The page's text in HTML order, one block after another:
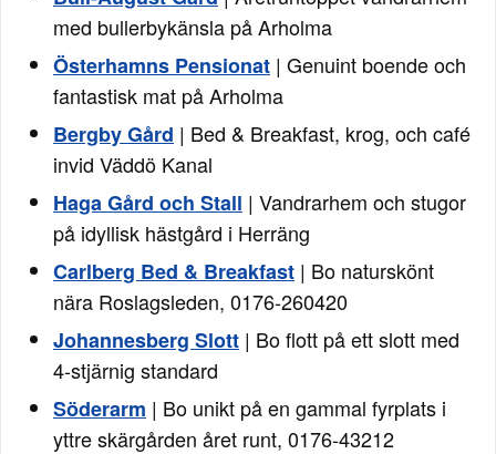
med bullerbykänsla på Arholma
Österhamns Pensionat | Genuint boende och
fantastisk mat på Arholma
Bergby Gård | Bed & Breakfast, krog, och café
invid Väddö Kanal
Haga Gård och Stall | Vandrarhem och stugor
på idyllisk hästgård i Herräng
Carlberg Bed & Breakfast | Bo naturskönt
nära Roslagsleden, 0176-260420
Johannesberg Slott | Bo flott på ett slott med
4-stjärnig standard
Söderarm | Bo unikt på en gammal fyrplats i
yttre skärgården året runt, 0176-43212